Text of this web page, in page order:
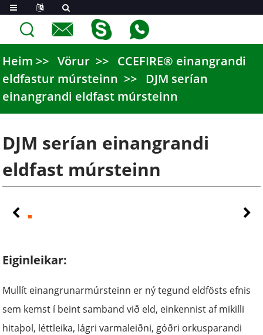
Heim Vörur
CCEFIRE® einangrandi
eldfastur múrsteinn
DJM serían
einangrandi eldfast múrsteinn
DJM serían einangrandi
eldfast múrsteinn
Eiginleikar:
Mullít einangrunarmúrsteinn er ný tegund eldfösts efnis
sem kemst í beint samband við eld, einkennist af mikilli
hitaþol, léttleika, lágri varmaleiðni, góðri orkusparandi